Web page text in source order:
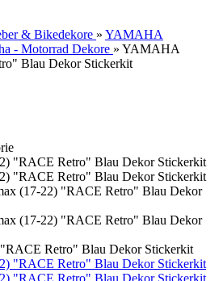
& Bikedekore » YAMAHA
- Motorrad Dekore » YAMAHA
Blau Dekor Stickerkit
Retro" Blau Dekor Stickerkit